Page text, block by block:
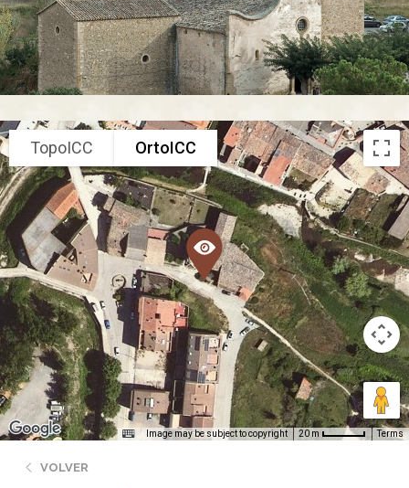
TopoICC OrtoICC
Image may be subject to copyright 20 m Terms
VOLVER